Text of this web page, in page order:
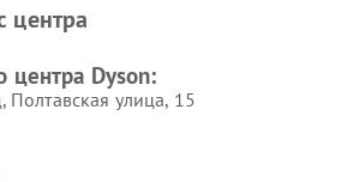
центра
центра Dyson:
улица, 15